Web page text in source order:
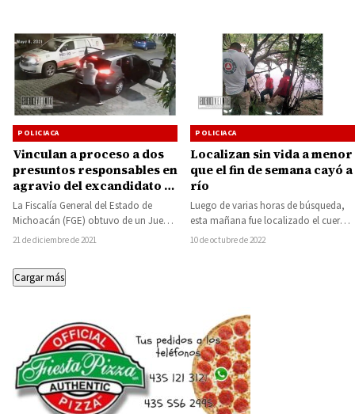
POLICIACA
Vinculan a proceso a dos
presuntos responsables en
agravio del excandidato a
la alcaldía de Morelia
Memo Valencia
La Fiscalía General del Estado de
Michoacán (FGE) obtuvo de un Juez
de Control, vinculación a proceso
21 de diciembre de 2021
POLICIACA
Localizan sin vida a menor
que el fin de semana cayó a
río
Luego de varias horas de búsqueda,
esta mañana fue localizado el cuerpo
sin vida del menor que fue…
10 de octubre de 2022
Cargar más